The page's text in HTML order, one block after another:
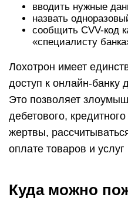
вводить нужные
назвать
сообщить CVV-код
«специалисту
Лохотрон имеет
доступ к онлайн-банку
Это позволяет
дебетового,
жертвы,
оплате товаров и услуг
Куда можно